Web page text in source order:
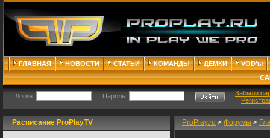
ГЛАВНАЯ НОВОСТИ СТАТЬИ КОМАНДЫ ДЕМКИ
VOD'ы
Логин: Пароль:
Забыли
Расписание ProPlayTV ProPlay.ru > Форумы >